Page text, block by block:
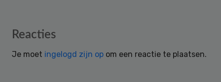
Reader
Reacties
Je moet ingelogd zijn op om een reactie te plaatsen.